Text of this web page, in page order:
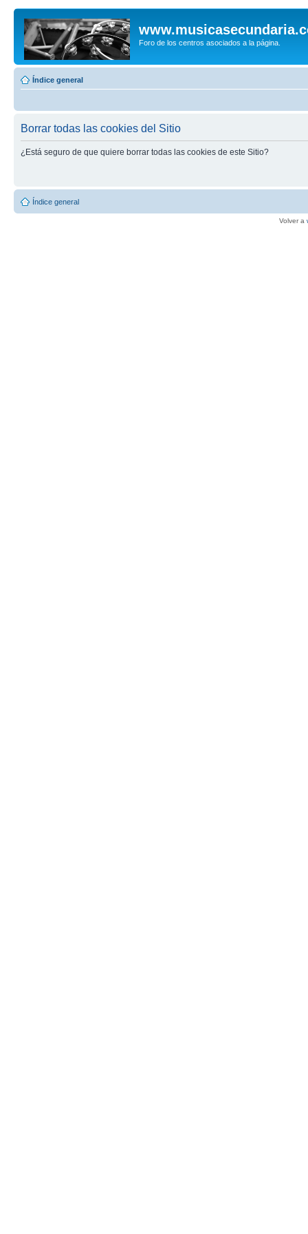
Foro de los centros asociados a la página.
Índice general
Borrar todas las cookies del Sitio
¿Está seguro de que quiere borrar todas las cookies de este Sitio?
Índice general
Volver a